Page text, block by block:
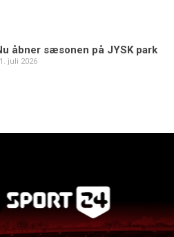
åbner sæsonen på JYSK park
juli 2026